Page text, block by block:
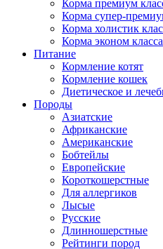
Корма премиум
Корма супер-
Корма холистик
Корма эконом класса
Питание
Кормление котят
Кормление кошек
Диетическое и
Породы
Азиатские
Африканские
Американские
Бобтейлы
Европейские
Короткошерстные
Для аллергиков
Лысые
Русские
Длинношерстные
Рейтинги пород